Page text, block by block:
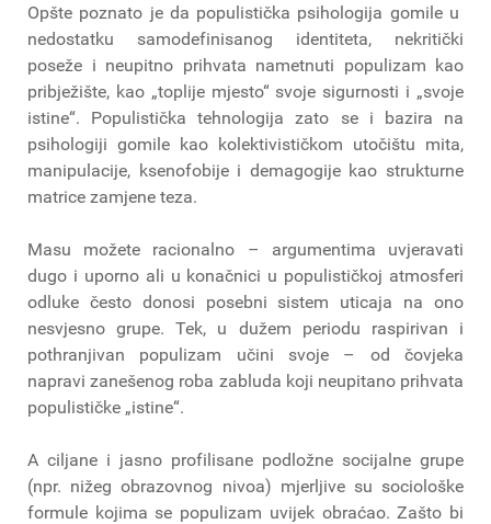
Opšte poznato je da populistička psihologija gomile u
nedostatku samodefinisanog identiteta, nekritički
poseže i neupitno prihvata nametnuti populizam kao
pribježište, kao „toplije mjesto“ svoje sigurnosti i „svoje
istine“. Populistička tehnologija zato se i bazira na
psihologiji gomile kao kolektivističkom utočištu mita,
manipulacije, ksenofobije i demagogije kao strukturne
matrice zamjene teza.
Masu možete racionalno – argumentima uvjeravati
dugo i uporno ali u konačnici u populističkoj atmosferi
odluke često donosi posebni sistem uticaja na ono
nesvjesno grupe. Tek, u dužem periodu raspirivan i
pothranjivan populizam učini svoje – od čovjeka
napravi zanešenog roba zabluda koji neupitano prihvata
populističke „istine“.
A ciljane i jasno profilisane podložne socijalne grupe
(npr. nižeg obrazovnog nivoa) mjerljive su sociološke
formule kojima se populizam uvijek obraćao. Zašto bi